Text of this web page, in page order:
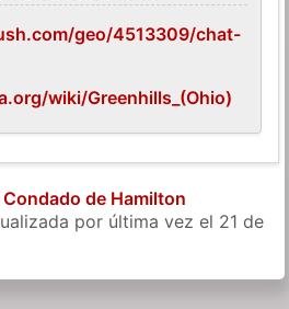
geo/4513309/chat-
wiki/Greenhills_(Ohio)
de Hamilton
por última vez el 21 de